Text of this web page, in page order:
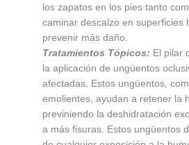
los zapatos en los pies tanto
caminar descalzo en superficies
prevenir más daño.
Tratamientos Tópicos: El pilar
la aplicación de ungüentos
afectadas. Estos ungüentos,
emolientes, ayudan a retener la
previniendo la deshidratación
a más fisuras. Estos ungüentos